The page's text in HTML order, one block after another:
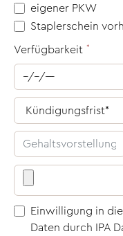
eigener PKW
Staplerschein
Verfügbarkeit
Einwilligung in
Daten durch IPA